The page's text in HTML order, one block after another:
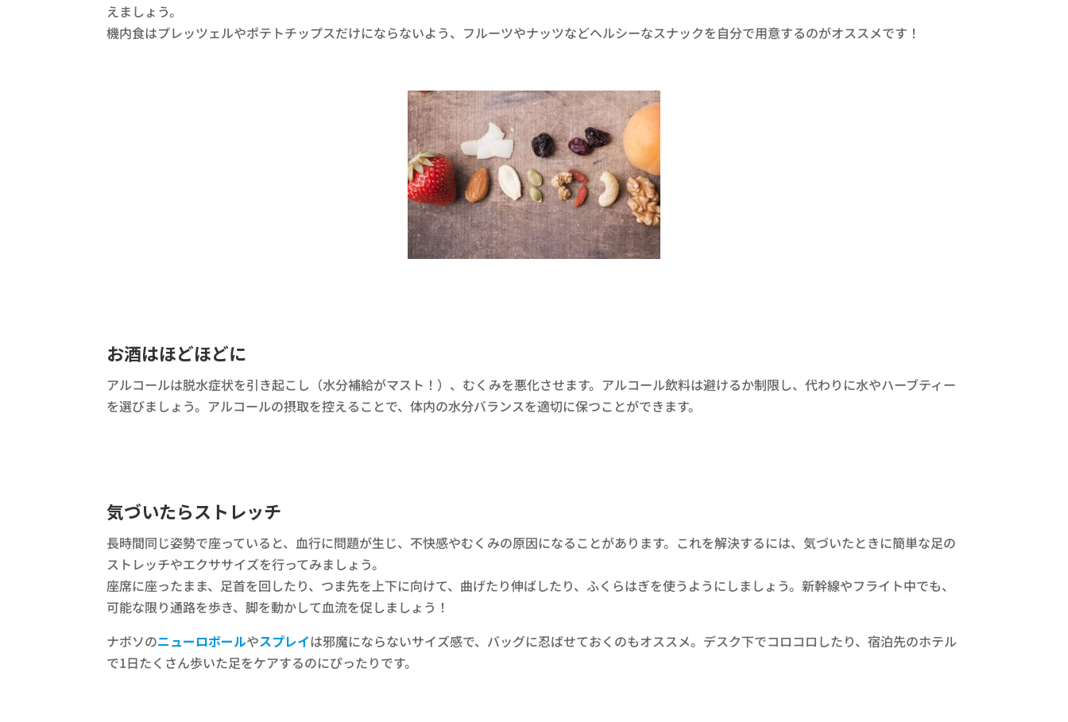
えましょう。
機内食はプレッツェルやポテトチップスだけにならないよう、フルーツやナッツなどヘルシーなスナックを自分で用意するのがオススメです！
お酒はほどほどに
アルコールは脱水症状を引き起こし（水分補給がマスト！）、むくみを悪化させます。アルコール飲料は避けるか制限し、代わりに水やハーブティー
を選びましょう。アルコールの摂取を控えることで、体内の水分バランスを適切に保つことができます。
気づいたらストレッチ
長時間同じ姿勢で座っていると、血行に問題が生じ、不快感やむくみの原因になることがあります。これを解決するには、気づいたときに簡単な足の
ストレッチやエクササイズを行ってみましょう。
座席に座ったまま、足首を回したり、つま先を上下に向けて、曲げたり伸ばしたり、ふくらはぎを使うようにしましょう。新幹線やフライト中でも、
可能な限り通路を歩き、脚を動かして血流を促しましょう！
ナボソのニューロボールやスプレイは邪魔にならないサイズ感で、バッグに忍ばせておくのもオススメ。デスク下でコロコロしたり、宿泊先のホテル
で1日たくさん歩いた足をケアするのにぴったりです。